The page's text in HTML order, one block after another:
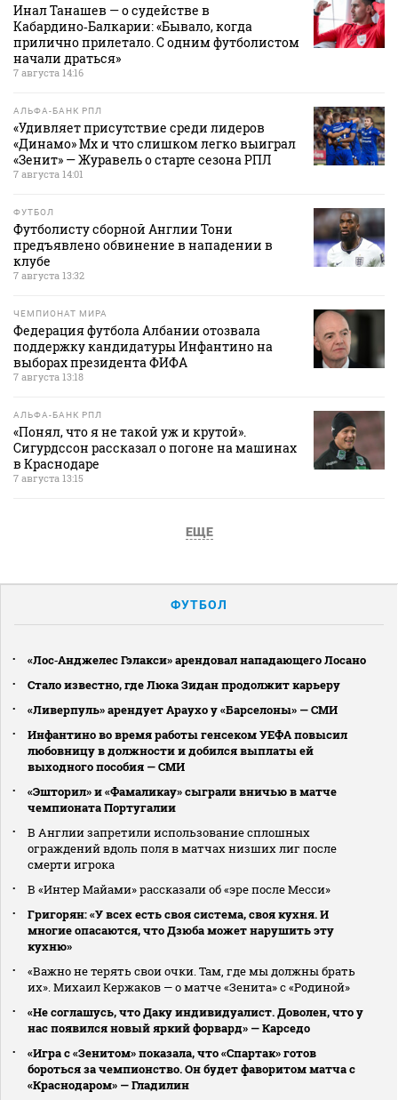
Инал Танашев — о судействе в
Кабардино‑Балкарии: «Бывало, когда
прилично прилетало. С одним футболистом
начали драться»
7 августа 14:16
АЛЬФА-БАНК РПЛ
«Удивляет присутствие среди лидеров
«Динамо» Мх и что слишком легко выиграл
«Зенит» — Журавель о старте сезона РПЛ
7 августа 14:01
ФУТБОЛ
Футболисту сборной Англии Тони
предъявлено обвинение в нападении в
клубе
7 августа 13:32
ЧЕМПИОНАТ МИРА
Федерация футбола Албании отозвала
поддержку кандидатуры Инфантино на
выборах президента ФИФА
7 августа 13:18
АЛЬФА-БАНК РПЛ
«Понял, что я не такой уж и крутой».
Сигурдссон рассказал о погоне на машинах
в Краснодаре
7 августа 13:15
ЕЩЕ
ФУТБОЛ
«Лос‑Анджелес Гэлакси» арендовал нападающего Лосано
Стало известно, где Люка Зидан продолжит карьеру
«Ливерпуль» арендует Араухо у «Барселоны» — СМИ
Инфантино во время работы генсеком УЕФА повысил
любовницу в должности и добился выплаты ей
выходного пособия — СМИ
«Эшторил» и «Фамаликау» сыграли вничью в матче
чемпионата Португалии
В Англии запретили использование сплошных
ограждений вдоль поля в матчах низших лиг после
смерти игрока
В «Интер Майами» рассказали об «эре после Месси»
Григорян: «У всех есть своя система, своя кухня. И
многие опасаются, что Дзюба может нарушить эту
кухню»
«Важно не терять свои очки. Там, где мы должны брать
их». Михаил Кержаков — о матче «Зенита» с «Родиной»
«Не соглашусь, что Даку индивидуалист. Доволен, что у
нас появился новый яркий форвард» — Карседо
«Игра с «Зенитом» показала, что «Спартак» готов
бороться за чемпионство. Он будет фаворитом матча с
«Краснодаром» — Гладилин